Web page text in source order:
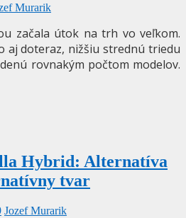
Murarik
začala útok na trh vo veľkom.
aj doteraz, nižšiu strednú triedu
rovnakým počtom modelov.
Hybrid: Alternatíva
tvar
Jozef Murarik